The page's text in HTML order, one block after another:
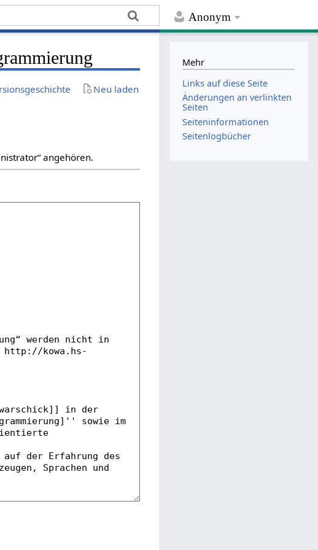
Anonym
Neu laden
angehören.
Mehr
Links auf diese Seite
Änderungen an verlinkten
Seiten
Seiten­­informationen
Seitenlogbücher